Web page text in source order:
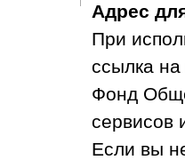
Адрес
При
ссылка на
Фонд
сервисов
Если вы